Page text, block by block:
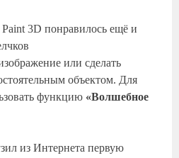
3D понравилось ещё и
или сделать
объектом. Для
функцию «Волшебное
из Интернета первую